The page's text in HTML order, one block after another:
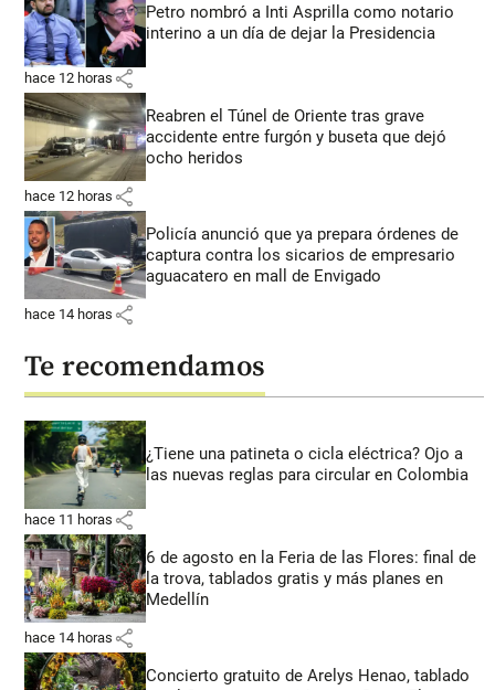
Petro nombró a Inti Asprilla como notario
interino a un día de dejar la Presidencia
hace 12 horas share
Reabren el Túnel de Oriente tras grave
accidente entre furgón y buseta que dejó
ocho heridos
hace 12 horas share
Policía anunció que ya prepara órdenes de
captura contra los sicarios de empresario
aguacatero en mall de Envigado
hace 14 horas share
Te recomendamos
¿Tiene una patineta o cicla eléctrica? Ojo a
las nuevas reglas para circular en Colombia
hace 11 horas share
6 de agosto en la Feria de las Flores: final de
la trova, tablados gratis y más planes en
Medellín
hace 14 horas share
Concierto gratuito de Arelys Henao, tablado